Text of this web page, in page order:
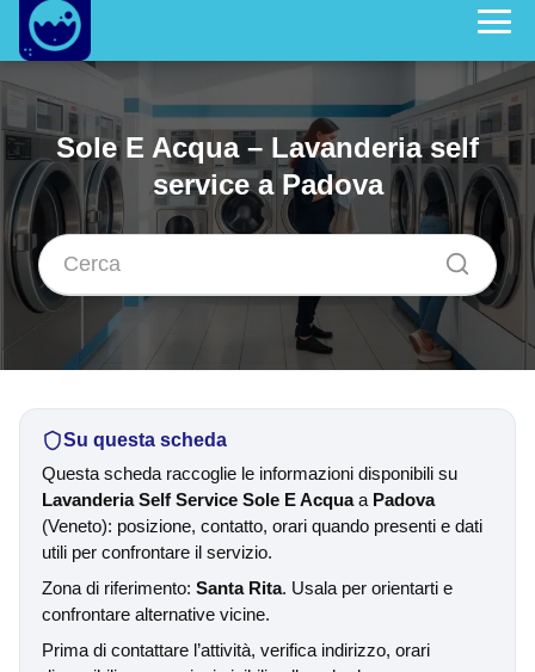
Sole E Acqua – Lavanderia self
service a Padova
Su questa scheda
Questa scheda raccoglie le informazioni disponibili su
Lavanderia Self Service Sole E Acquaa Padova
(Veneto): posizione, contatto, orari quando presenti e dati
utili per confrontare il servizio.
Zona di riferimento: Santa Rita. Usala per orientarti e
confrontare alternative vicine.
Prima di contattare l’attività, verifica indirizzo, orari